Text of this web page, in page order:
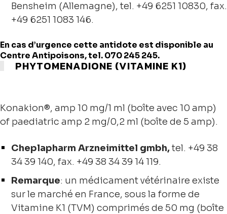
Bensheim (Allemagne), tel. +49 6251 10830, fax.
+49 6251 1083 146.
En cas d’urgence cette antidote est disponible au
Centre Antipoisons, tel. 070 245 245.
PHYTOMENADIONE (VITAMINE K1)
Konakion®, amp 10 mg/1 ml (boîte avec 10 amp)
of paediatric amp 2 mg/0,2 ml (boîte de 5 amp).
Cheplapharm Arzneimittel gmbh,tel. +49 38
34 39 140, fax. +49 38 34 39 14 119.
Remarque: un médicament vétérinaire existe
sur le marché en France, sous la forme de
Vitamine K1 (TVM) comprimés de 50 mg (boîte